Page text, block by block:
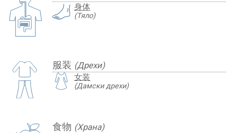
身体
(Тяло)
服装 (Дрехи)
女装
(Дамски дрехи)
食物 (Храна)